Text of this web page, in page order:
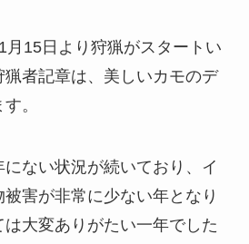
15日より狩猟がスタートい
者記章は、美しいカモのデ
。
ない状況が続いており、イ
害が非常に少ない年となり
大変ありがたい一年でした